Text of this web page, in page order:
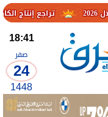
تراجع إنتاج الكاكاو في
18:41
صفر
24
1448